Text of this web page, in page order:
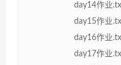
day14作业
day15作业
day16作业
day17作业